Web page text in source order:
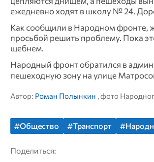
ежедневно ходят в школу № 24.
Как сообщили в Народном фронте,
просьбой решить проблему. Пока
щебнем.
Народный фронт обратился в
пешеходную зону на улице
Автор: Роман Полынкин , фото
#Общество #Транспорт
Поделиться: